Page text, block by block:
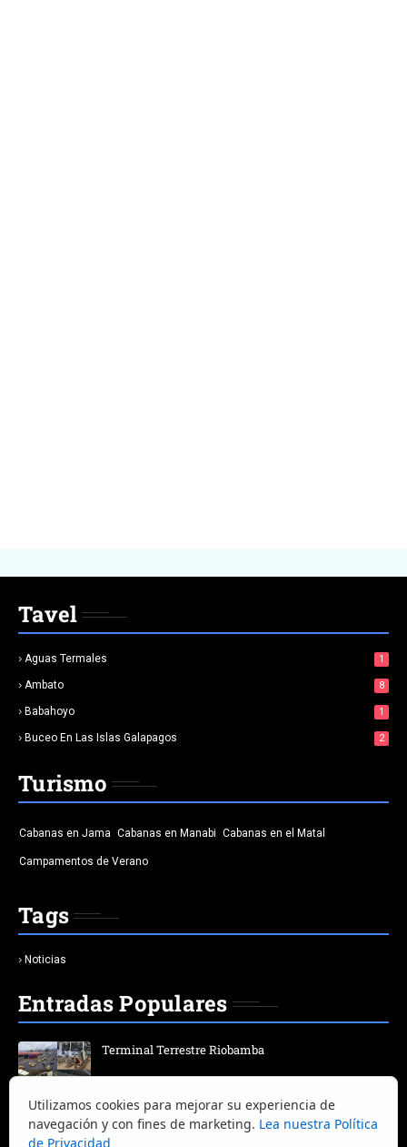
Tavel
Aguas Termales 1
Ambato 8
Babahoyo 1
Buceo En Las Islas Galapagos 2
Turismo
Cabanas en Jama Cabanas en Manabi Cabanas en el Matal
Campamentos de Verano
Tags
Noticias
Entradas Populares
Terminal Terrestre Riobamba
25 Platos Típicos de Guayaquil | Guía Completa
Utilizamos cookies para mejorar su experiencia de
navegación y con fines de marketing. Lea nuestra Política
de Privacidad